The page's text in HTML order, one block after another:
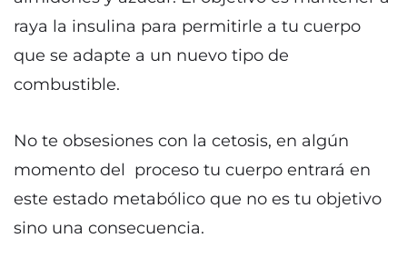
raya la insulina para permitirle a tu cuerpo
que se adapte a un nuevo tipo de
combustible.
No te obsesiones con la cetosis, en algún
momento del proceso tu cuerpo entrará en
este estado metabólico que no es tu objetivo
sino una consecuencia.